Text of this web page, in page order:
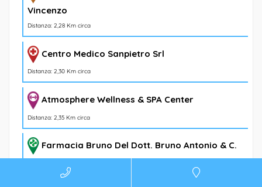
Vincenzo
Distanza: 2,28 Km circa
Centro Medico Sanpietro Srl
Distanza: 2,30 Km circa
Atmosphere Wellness & SPA Center
Distanza: 2,35 Km circa
Farmacia Bruno Del Dott. Bruno Antonio & C.
Snc
Distanza: 2,36 Km circa